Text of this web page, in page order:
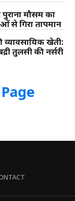
मौसम का
से गिरा तापमान
व्यावसायिक खेती:
तुलसी की नर्सरी